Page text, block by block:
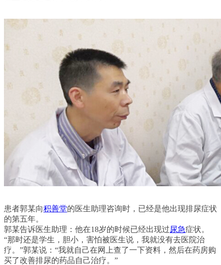
患者郭某向积善堂的医生助理咨询时，已经是他出现排尿症状
的第五年。
郭某告诉医生助理：他在18岁的时候已经出现过尿急症状。
“那时还是学生，胆小，害怕被医生说，我就没有去医院治
疗。”郭某说：“我就自己在网上查了一下资料，然后在药房购
买了改善排尿的药品自己治疗。”